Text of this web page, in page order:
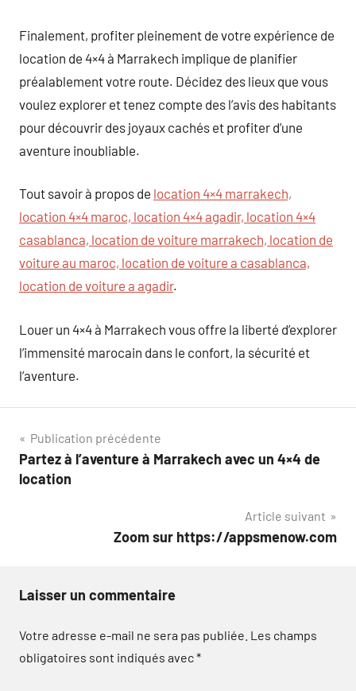
Finalement, profiter pleinement de votre expérience de
location de 4×4 à Marrakech implique de planifier
préalablement votre route. Décidez des lieux que vous
voulez explorer et tenez compte des l’avis des habitants
pour découvrir des joyaux cachés et profiter d’une
aventure inoubliable.
Tout savoir à propos de location 4×4 marrakech,
location 4×4 maroc, location 4×4 agadir, location 4×4
casablanca, location de voiture marrakech, location de
voiture au maroc, location de voiture a casablanca,
location de voiture a agadir.
Louer un 4×4 à Marrakech vous offre la liberté d’explorer
l’immensité marocain dans le confort, la sécurité et
l’aventure.
Navigation
de
Publication précédente
Partez à l’aventure à Marrakech avec un 4×4 de
location
Article suivant
Zoom sur https://appsmenow.com
Laisser un commentaire
Votre adresse e-mail ne sera pas publiée. Les champs
obligatoires sont indiqués avec*